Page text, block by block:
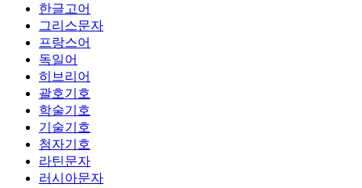
한글고어
그리스문자
프랑스어
독일어
히브리어
괄호기호
학술기호
기술기호
첨자기호
라틴문자
러시아문자